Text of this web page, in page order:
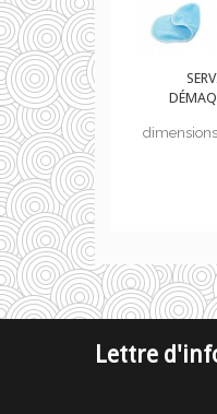
LAVABLE
cm vendue à
Lettre